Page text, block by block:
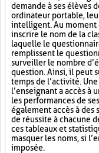
demande à ses élèves
ordinateur portable,
intelligent. Au moment
inscrire le nom de la
laquelle le
remplissent le
surveiller le nombre
question. Ainsi, il peut
temps de l’activité.
l’enseignant a accès à
les performances de
également accès à des
de réussite à chacune
ces tableaux et
masquer les noms, si
imposée.